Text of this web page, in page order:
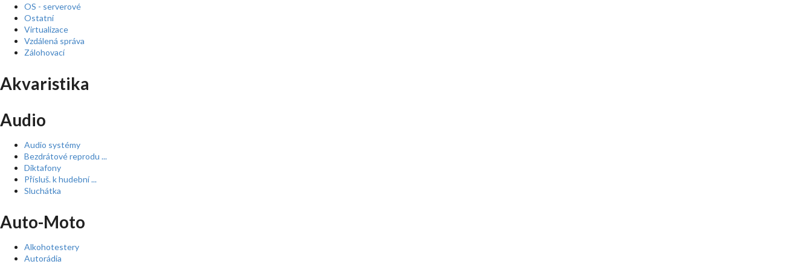
OS - serverové
Ostatní
Virtualizace
Vzdálená správa
Zálohovací
Akvaristika
Audio
Audio systémy
Bezdrátové reprodu ...
Diktafony
Přísluš. k hudební ...
Sluchátka
Auto-Moto
Alkohotestery
Autorádia